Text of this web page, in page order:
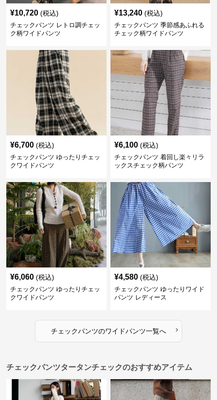
¥10,720 (税込)
チェックパンツ レトロ調チェッ
ク柄ワイドパンツ
¥13,240 (税込)
チェックパンツ 季節感あふれる
チェック柄ワイドパンツ
¥6,700 (税込)
チェックパンツ ゆったりチェッ
クワイドパンツ
¥6,100 (税込)
チェックパンツ 着回し楽々リラ
ックスチェック柄パンツ
¥6,060 (税込)
チェックパンツ ゆったりチェッ
クワイドパンツ
¥4,580 (税込)
チェックパンツ ゆったりワイド
パンツ レディース
チェックパンツのワイドパンツ一覧へ ›
チェックパンツタータンチェックのおすすめアイテム